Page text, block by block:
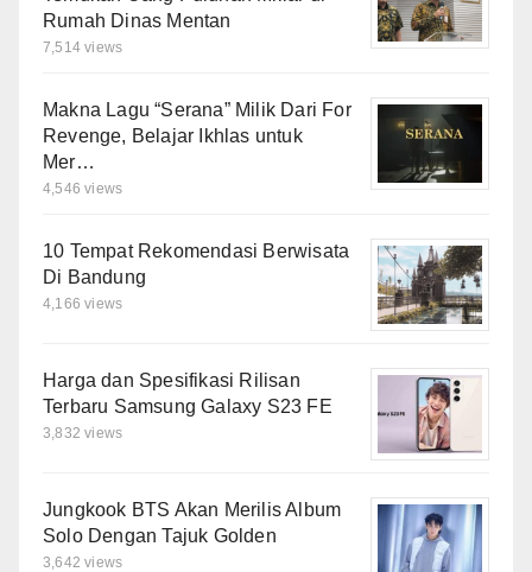
Rumah Dinas Mentan
7,514 views
Makna Lagu “Serana” Milik Dari For
Revenge, Belajar Ikhlas untuk
Mer…
4,546 views
10 Tempat Rekomendasi Berwisata
Di Bandung
4,166 views
Harga dan Spesifikasi Rilisan
Terbaru Samsung Galaxy S23 FE
3,832 views
Jungkook BTS Akan Merilis Album
Solo Dengan Tajuk Golden
3,642 views